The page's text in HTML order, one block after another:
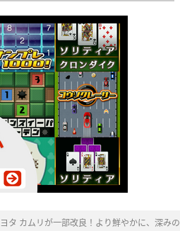
ヨタ カムリが一部改良！より鮮やかに、深み